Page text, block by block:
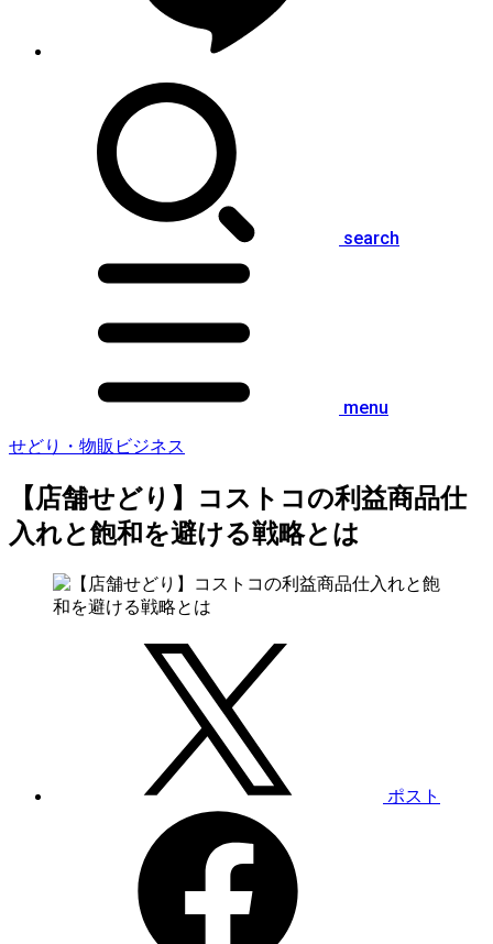
search
menu
せどり・物販ビジネス
【店舗せどり】コストコの利益商品仕
入れと飽和を避ける戦略とは
ポスト